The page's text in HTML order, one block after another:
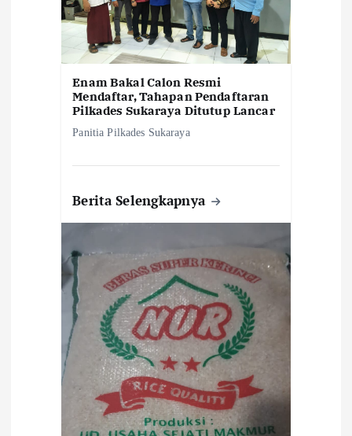
Enam Bakal Calon Resmi
Mendaftar, Tahapan Pendaftaran
Pilkades Sukaraya Ditutup Lancar
Panitia Pilkades Sukaraya
Berita Selengkapnya